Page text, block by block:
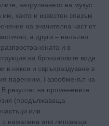
натрупването на мукус
както и известен спазъм
на значителна част от
а други – напълно
и в
на бронхиолите вoди
в някои и свръхраздуване в
паренхим. Газообменът на
резултат на променените
(продължаваща
или
с намалена или липсваща